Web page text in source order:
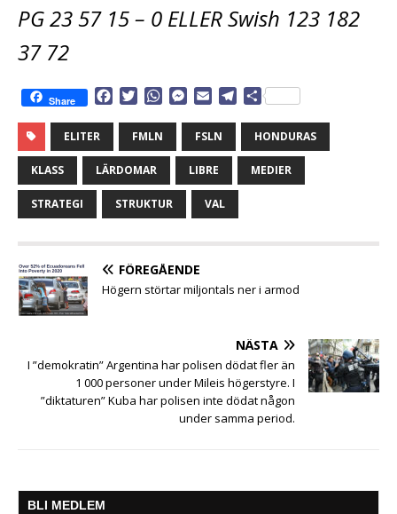
PG 23 57 15 – 0 ELLER Swish 123 182
37 72
Share
e
b
o
o
k
i
t
t
e
r
W
t
A
p
p
M
s
e
n
e
a
i
l
e
r
m
D
l
a
ELITER FMLN FSLN HONDURAS
KLASS LÄRDOMAR LIBRE MEDIER
STRATEGI STRUKTUR VAL
FÖREGÅENDE
Högern störtar miljontals ner i armod
NÄSTA
I ”demokratin” Argentina har polisen dödat fler än
1 000 personer under Mileis högerstyre. I
”diktaturen” Kuba har polisen inte dödat någon
under samma period.
BLI MEDLEM